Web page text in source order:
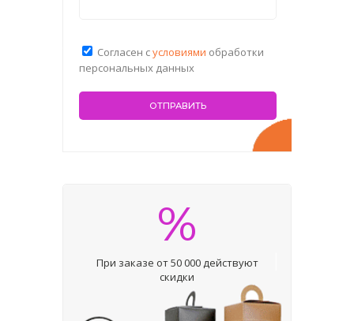
Согласен сусловиями обработки
персональных данных
%
При заказе от 50 000 действуют
скидки